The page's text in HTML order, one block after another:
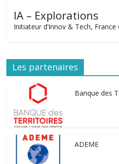
IA – Explorations
Initiateur d’Innov & Tech,
Les partenaires
Banque des
ADEME